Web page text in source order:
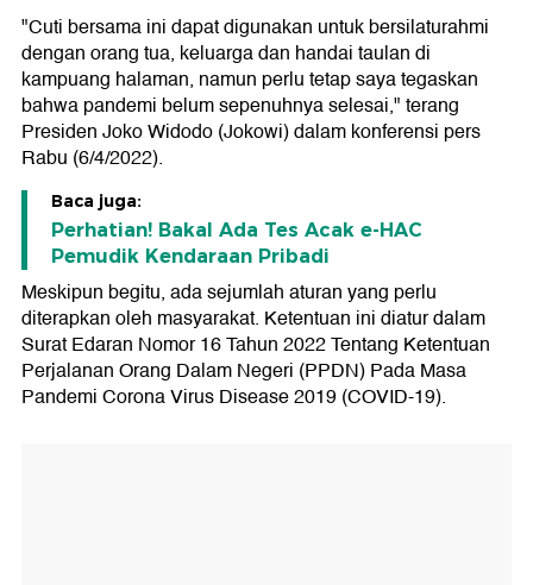
"Cuti bersama ini dapat digunakan untuk bersilaturahmi
dengan orang tua, keluarga dan handai taulan di
kampuang halaman, namun perlu tetap saya tegaskan
bahwa pandemi belum sepenuhnya selesai," terang
Presiden Joko Widodo (Jokowi) dalam konferensi pers
Rabu (6/4/2022).
Baca juga:
Perhatian! Bakal Ada Tes Acak e-HAC
Pemudik Kendaraan Pribadi
Meskipun begitu, ada sejumlah aturan yang perlu
diterapkan oleh masyarakat. Ketentuan ini diatur dalam
Surat Edaran Nomor 16 Tahun 2022 Tentang Ketentuan
Perjalanan Orang Dalam Negeri (PPDN) Pada Masa
Pandemi Corona Virus Disease 2019 (COVID-19).